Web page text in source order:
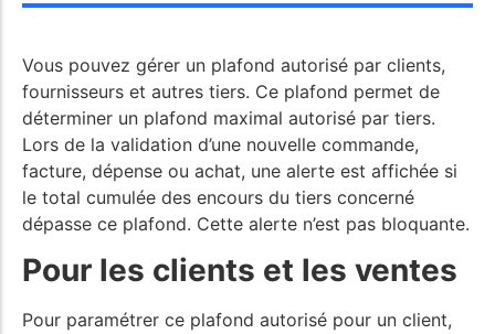
Vous pouvez gérer un plafond autorisé par clients,
fournisseurs et autres tiers. Ce plafond permet de
déterminer un plafond maximal autorisé par tiers.
Lors de la validation d’une nouvelle commande,
facture, dépense ou achat, une alerte est affichée si
le total cumulée des encours du tiers concerné
dépasse ce plafond. Cette alerte n’est pas bloquante.
Pour les clients et les ventes
Pour paramétrer ce plafond autorisé pour un client,